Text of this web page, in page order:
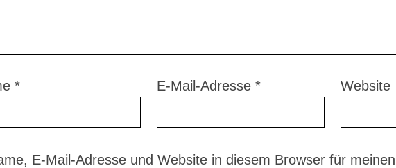
* E-Mail-Adresse* Website
E-Mail-Adresse und Website in diesem Browser für